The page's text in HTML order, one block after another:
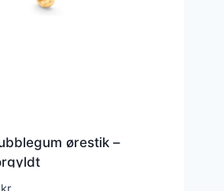
ørestik –